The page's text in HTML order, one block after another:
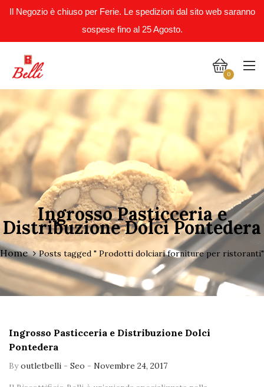
Il Negozio è chiuso per Ferie. Le spedizioni dal sito web saranno
sospese fino al 25 Agosto.
0
Ingrosso Pasticceria e
Distribuzione Dolci Pontedera
Home Posts tagged " Prodotti dolciari forniture per ristoranti"
Ingrosso Pasticceria e Distribuzione Dolci
Pontedera
Byoutletbelli - Seo - Novembre 24, 2017